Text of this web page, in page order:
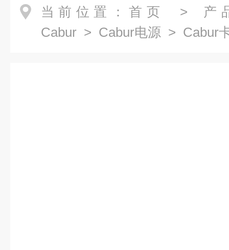
当前位置： 首页 > 产
Cabur > Cabur电源 > Cabur